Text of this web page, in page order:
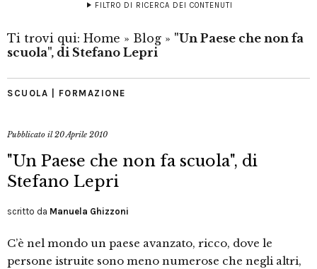
FILTRO DI RICERCA DEI CONTENUTI
Ti trovi qui: Home » Blog » "Un Paese che non fa
scuola", di Stefano Lepri
SCUOLA | FORMAZIONE
Pubblicato il20 Aprile 2010
"Un Paese che non fa scuola", di
Stefano Lepri
scritto da Manuela Ghizzoni
C’è nel mondo un paese avanzato, ricco, dove le
persone istruite sono meno numerose che negli altri,